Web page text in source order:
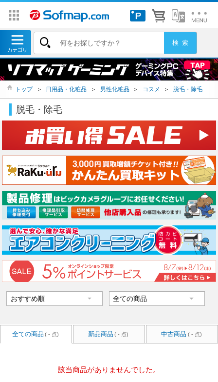
トップ ＞ 日用品・化粧品 ＞ 男性化粧品 ＞ コスメ ＞ 脱毛・除毛
脱毛・除毛
全ての商品 ( - 点) 新品商品 ( - 点) 中古商品 ( - 点)
該当商品がありませんでした。